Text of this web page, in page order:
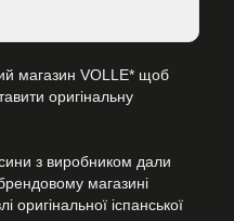
магазин VOLLE* щоб
оригінальну
з виробником дали
магазині
оригінальної іспанської